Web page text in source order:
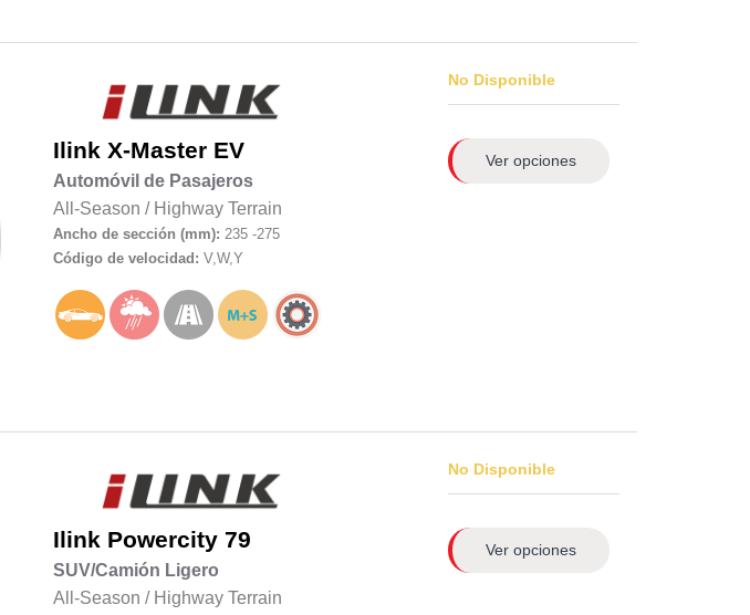
Ilink X-Master EV
Automóvil de Pasajeros
All-Season / Highway Terrain
Ancho de sección (mm): 235 -275
Código de velocidad: V,W,Y
No Disponible
Ver opciones
Ilink Powercity 79
SUV/Camión Ligero
All-Season / Highway Terrain
No Disponible
Ver opciones